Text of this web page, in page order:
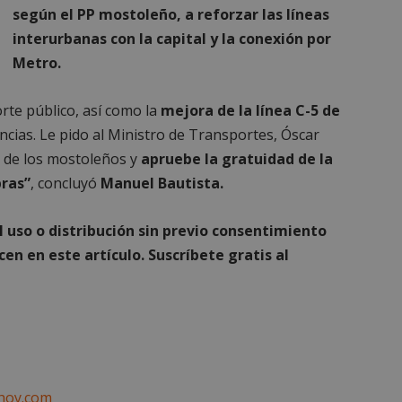
según el PP mostoleño, a reforzar las líneas
interurbanas con la capital y la conexión por
Metro.
público, así como la mejora de la línea C-5 de
Le pido al Ministro de Transportes, Óscar
los mostoleños y apruebe la gratuidad de la
, concluyó Manuel Bautista.
o distribución sin previo consentimiento
en este artículo. Suscríbete gratis al
rendimiento
preferencias
funcionalidad
estrictamente necesarias Cookies de rendimiento
Cookies de
Cookies de funcionalidad
Cookies no clasificadas
Dominio
Vencimiento Descripción
www.google.com